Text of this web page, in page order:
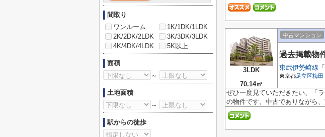
3LDK
70.14㎡
中古マンション
過去掲載物
東武伊勢崎線 「
東京都足立区梅田
ぜひ一度見ていただきたい、「
の物件です。中古でありながら
間取り
ワンルーム
1K/1DK/1LDK
2K/2DK/2LDK
3K/3DK/3LDK
4K/4DK/4LDK
5K以上
面積
～
土地面積
～
駅からの徒歩